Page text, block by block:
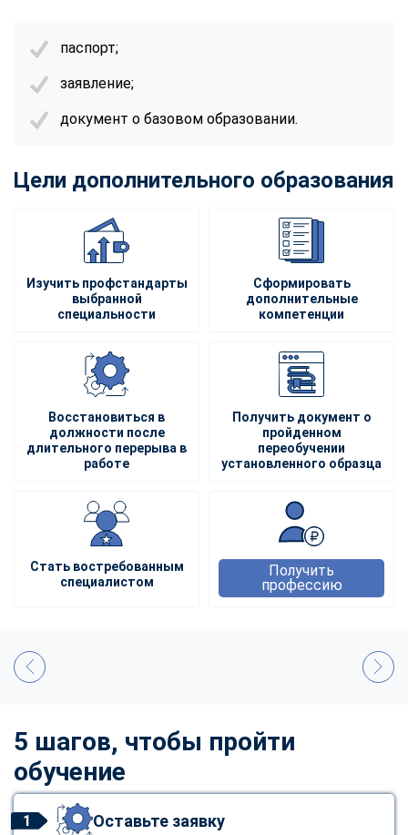
паспорт;
заявление;
документ о базовом образовании.
Цели дополнительного образования
Изучить профстандарты
выбранной
специальности
Сформировать
дополнительные
компетенции
Восстановиться в
должности после
длительного перерыва в
работе
Получить документ о
пройденном
переобучении
установленного образца
Стать востребованным
специалистом
Получить
профессию
5 шагов, чтобы пройти
обучение
1 Оставьте заявку